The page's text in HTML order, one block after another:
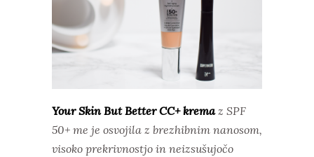
Your Skin But Better CC+ kremaz SPF
50+ me je osvojila z brezhibnim nanosom,
visoko prekrivnostjo in neizsušujočo